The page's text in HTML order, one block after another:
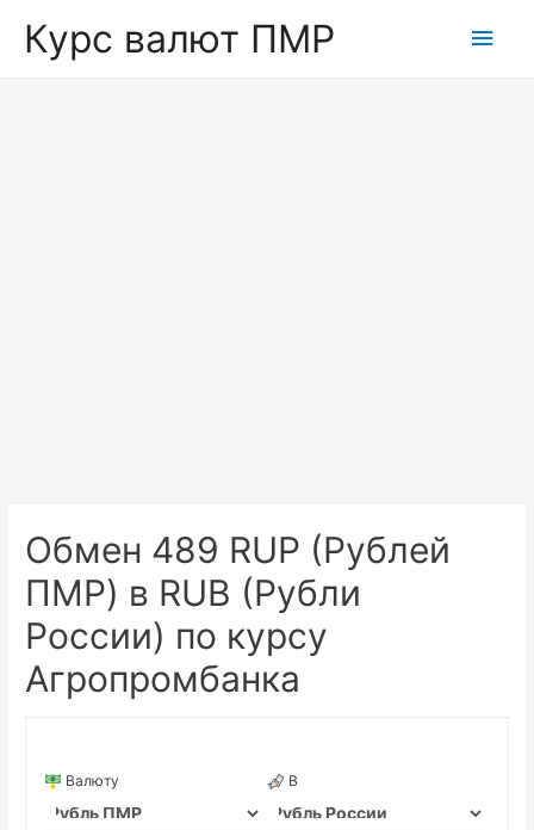
Курс валют ПМР
Обмен 489 RUP (Рублей
ПМР) в RUB (Рубли
России) по курсу
Агропромбанка
Валюту В